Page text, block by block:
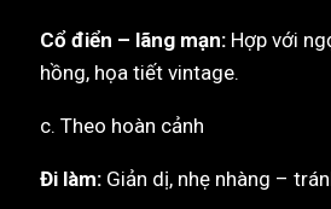
Cổ điển – lãng mạn: Hợp với
hồng, họa tiết vintage.
c. Theo hoàn cảnh
Đi làm: Giản dị, nhẹ nhàng –